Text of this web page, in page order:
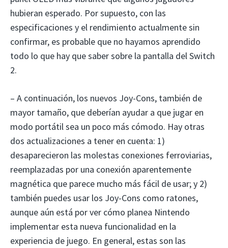
hubieran esperado. Por supuesto, con las
especificaciones y el rendimiento actualmente sin
confirmar, es probable que no hayamos aprendido
todo lo que hay que saber sobre la pantalla del Switch
2.
– A continuación, los nuevos Joy-Cons, también de
mayor tamaño, que deberían ayudar a que jugar en
modo portátil sea un poco más cómodo. Hay otras
dos actualizaciones a tener en cuenta: 1)
desaparecieron las molestas conexiones ferroviarias,
reemplazadas por una conexión aparentemente
magnética que parece mucho más fácil de usar; y 2)
también puedes usar los Joy-Cons como ratones,
aunque aún está por ver cómo planea Nintendo
implementar esta nueva funcionalidad en la
experiencia de juego. En general, estas son las